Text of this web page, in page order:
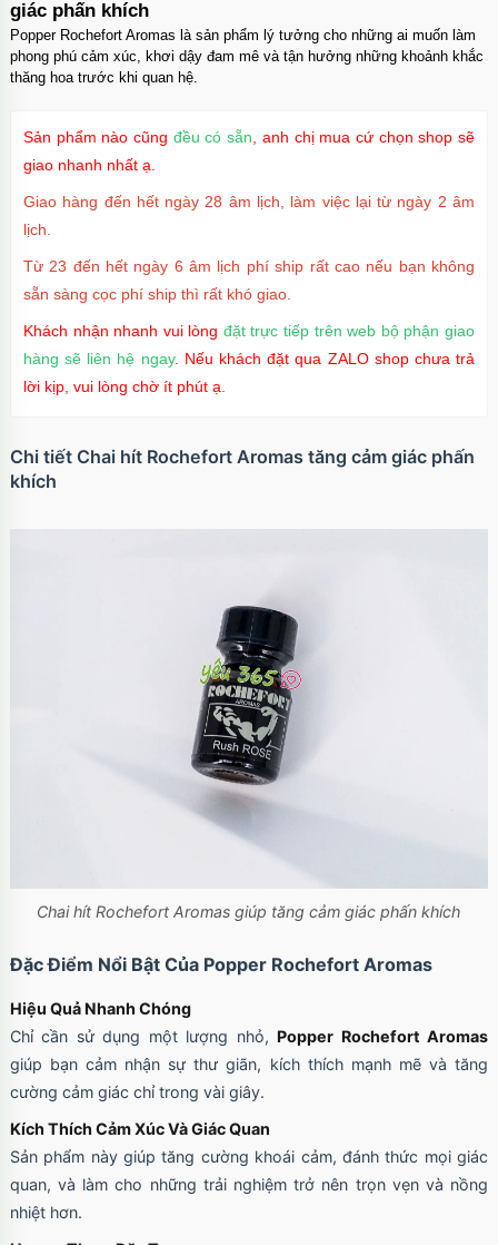
giác phấn khích
Popper Rochefort Aromas là sản phẩm lý tưởng cho những ai muốn làm
phong phú cảm xúc, khơi dậy đam mê và tận hưởng những khoảnh khắc
thăng hoa trước khi quan hệ.
Sản phẩm nào cũng đều có sẵn , anh chị mua cứ chọn shop sẽ
giao nhanh nhất ạ.
Giao hàng đến hết ngày 28 âm lịch, làm việc lại từ ngày 2 âm
lịch.
Từ 23 đến hết ngày 6 âm lịch phí ship rất cao nếu bạn không
sẵn sàng cọc phí ship thì rất khó giao.
Khách nhận nhanh vui lòng đặt trực tiếp trên web bộ phận giao
hàng sẽ liên hệ ngay. Nếu khách đặt qua ZALO shop chưa trả
lời kịp, vui lòng chờ ít phút ạ.
Chi tiết Chai hít Rochefort Aromas tăng cảm giác phấn
khích
Chai hít Rochefort Aromas giúp tăng cảm giác phấn khích
Đặc Điểm Nổi Bật Của Popper Rochefort Aromas
Hiệu Quả Nhanh Chóng
Chỉ cần sử dụng một lượng nhỏ,Popper Rochefort Aromas
giúp bạn cảm nhận sự thư giãn, kích thích mạnh mẽ và tăng
cường cảm giác chỉ trong vài giây.
Kích Thích Cảm Xúc Và Giác Quan
Sản phẩm này giúp tăng cường khoái cảm, đánh thức mọi giác
quan, và làm cho những trải nghiệm trở nên trọn vẹn và nồng
nhiệt hơn.